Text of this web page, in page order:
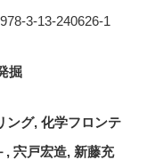
3-13-240626-1
掘
ング, 化学フロンテ
, 宍戸宏造, 新藤充